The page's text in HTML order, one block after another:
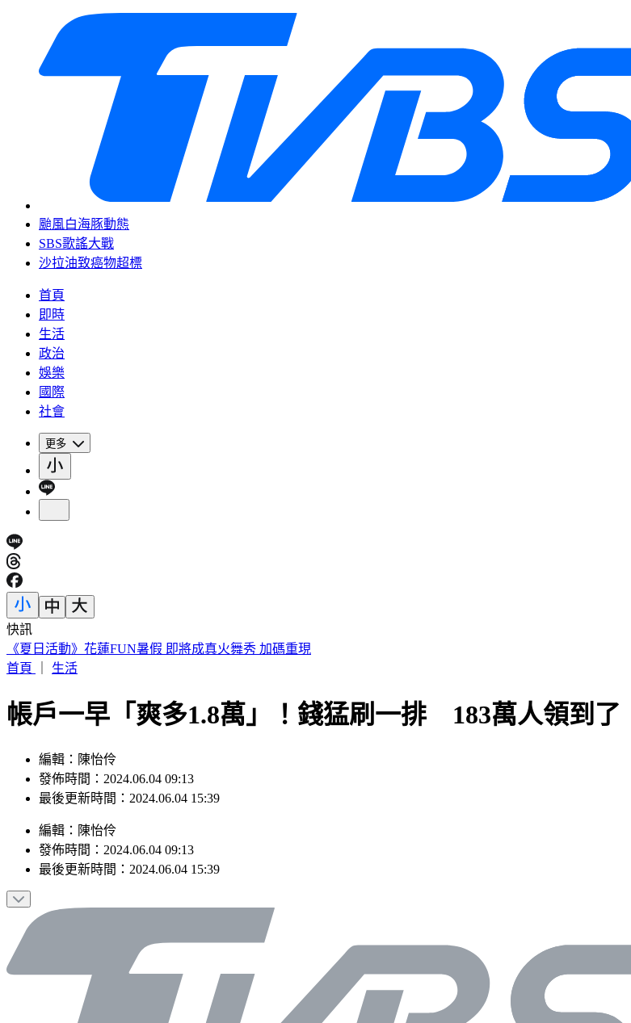
颱風白海豚動態
SBS歌謠大戰
沙拉油致癌物超標
首頁
即時
生活
政治
娛樂
國際
社會
更多
快訊
188萬《龍藏經》賣掉了！大戶不甩7折 店員爆「付現買原價」
首頁
生活
帳戶一早「爽多1.8萬」！錢猛刷一排 183萬人領到了
編輯：陳怡伶
發佈時間：2024.06.04 09:13
最後更新時間：2024.06.04 15:39
編輯 ： 陳怡伶
發佈時間： 2024.06.04 09:13
最後更新時間： 2024.06.04 15:39